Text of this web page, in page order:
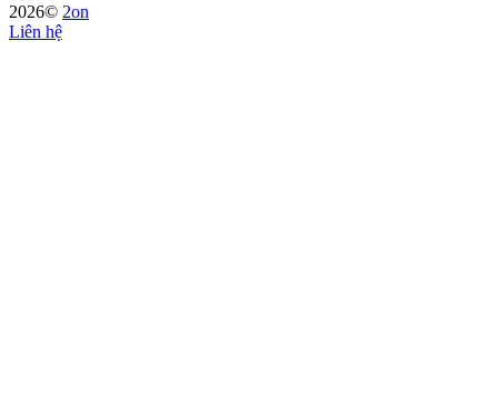
2026© 2on
Liên hệ